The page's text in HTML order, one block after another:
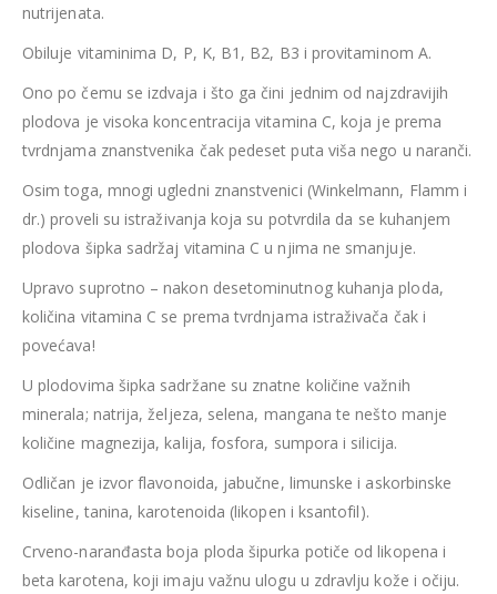
nutrijenata.
Obiluje vitaminima D, P, K, B1, B2, B3 i provitaminom A.
Ono po čemu se izdvaja i što ga čini jednim od najzdravijih
plodova je visoka koncentracija vitamina C, koja je prema
tvrdnjama znanstvenika čak pedeset puta viša nego u naranči.
Osim toga, mnogi ugledni znanstvenici (Winkelmann, Flamm i
dr.) proveli su istraživanja koja su potvrdila da se kuhanjem
plodova šipka sadržaj vitamina C u njima ne smanjuje.
Upravo suprotno – nakon desetominutnog kuhanja ploda,
količina vitamina C se prema tvrdnjama istraživača čak i
povećava!
U plodovima šipka sadržane su znatne količine važnih
minerala; natrija, željeza, selena, mangana te nešto manje
količine magnezija, kalija, fosfora, sumpora i silicija.
Odličan je izvor flavonoida, jabučne, limunske i askorbinske
kiseline, tanina, karotenoida (likopen i ksantofil).
Crveno-naranđasta boja ploda šipurka potiče od likopena i
beta karotena, koji imaju važnu ulogu u zdravlju kože i očiju.